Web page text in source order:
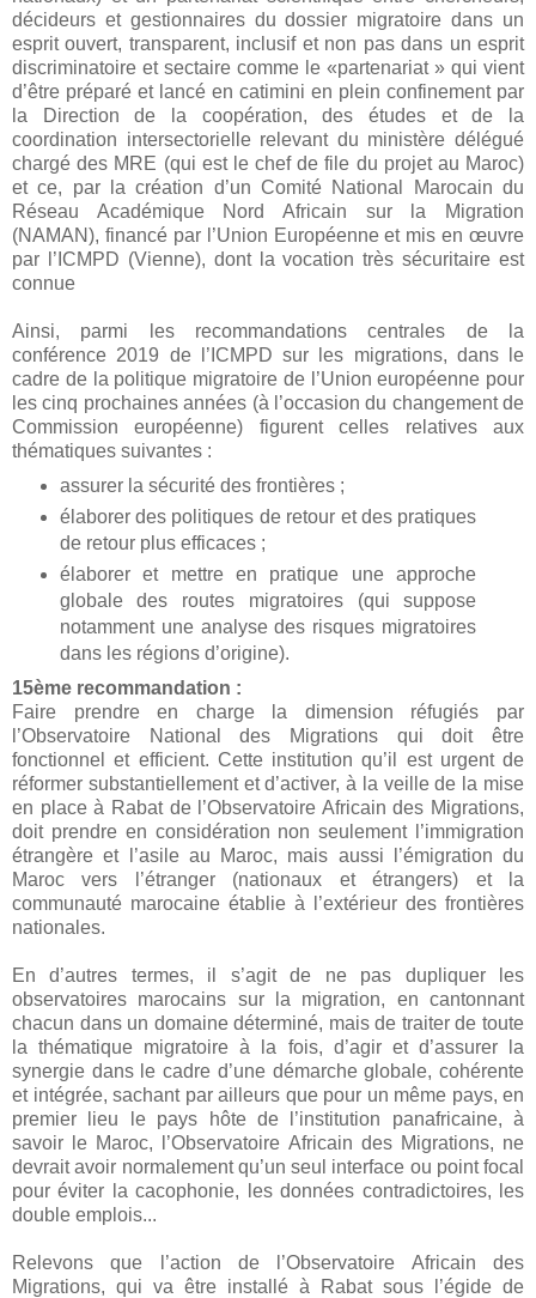
décideurs et gestionnaires du dossier migratoire dans un
esprit ouvert, transparent, inclusif et non pas dans un esprit
discriminatoire et sectaire comme le «partenariat » qui vient
d’être préparé et lancé en catimini en plein confinement par
la Direction de la coopération, des études et de la
coordination intersectorielle relevant du ministère délégué
chargé des MRE (qui est le chef de file du projet au Maroc)
et ce, par la création d’un Comité National Marocain du
Réseau Académique Nord Africain sur la Migration
(NAMAN), financé par l’Union Européenne et mis en œuvre
par l’ICMPD (Vienne), dont la vocation très sécuritaire est
connue
Ainsi, parmi les recommandations centrales de la
conférence 2019 de l’ICMPD sur les migrations, dans le
cadre de la politique migratoire de l’Union européenne pour
les cinq prochaines années (à l’occasion du changement de
Commission européenne) figurent celles relatives aux
thématiques suivantes :
assurer la sécurité des frontières ;
élaborer des politiques de retour et des pratiques
de retour plus efficaces ;
élaborer et mettre en pratique une approche
globale des routes migratoires (qui suppose
notamment une analyse des risques migratoires
dans les régions d’origine).
15ème recommandation :
Faire prendre en charge la dimension réfugiés par
l’Observatoire National des Migrations qui doit être
fonctionnel et efficient. Cette institution qu’il est urgent de
réformer substantiellement et d’activer, à la veille de la mise
en place à Rabat de l’Observatoire Africain des Migrations,
doit prendre en considération non seulement l’immigration
étrangère et l’asile au Maroc, mais aussi l’émigration du
Maroc vers l’étranger (nationaux et étrangers) et la
communauté marocaine établie à l’extérieur des frontières
nationales.
En d’autres termes, il s’agit de ne pas dupliquer les
observatoires marocains sur la migration, en cantonnant
chacun dans un domaine déterminé, mais de traiter de toute
la thématique migratoire à la fois, d’agir et d’assurer la
synergie dans le cadre d’une démarche globale, cohérente
et intégrée, sachant par ailleurs que pour un même pays, en
premier lieu le pays hôte de l’institution panafricaine, à
savoir le Maroc, l’Observatoire Africain des Migrations, ne
devrait avoir normalement qu’un seul interface ou point focal
pour éviter la cacophonie, les données contradictoires, les
double emplois...
Relevons que l’action de l’Observatoire Africain des
Migrations, qui va être installé à Rabat sous l’égide de